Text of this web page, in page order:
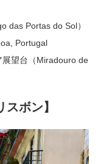
das Portas do Sol）
Portugal
展望台（Miradouro de
ボン】